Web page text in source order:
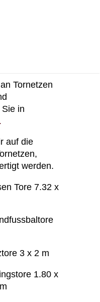
Tornetzen
in
auf die
werden.
Tore 7.32 x
3 x 2 m
1.80 x